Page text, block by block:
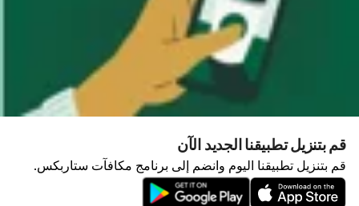
قم بتنزيل تطبيقنا الجديد الآن
قم بتنزيل تطبيقنا اليوم وانضم إلى برنامج مكافآت ستاربكس.